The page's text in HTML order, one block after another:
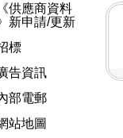
《供應商資料
新申請/更新
標
告資訊
部電郵
站地圖